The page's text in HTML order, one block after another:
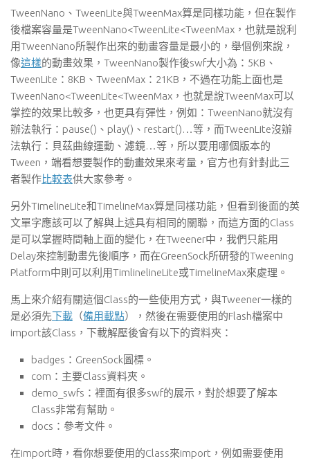
TweenNano、TweenLite與TweenMax算是同樣功能，但在製作
後檔案容量是TweenNano<TweenLite<TweenMax，也就是說利
用TweenNano所製作出來的動畫容量是最小的，舉個例來說，
像這樣的動畫效果，TweenNano製作後swf大小為：5KB、
TweenLite：8KB、TweenMax：21KB，不過在功能上面也是
TweenNano<TweenLite<TweenMax，也就是說TweenMax可以
掌控的效果比較多，也更具有彈性，例如：TweenNano就沒有
辦法執行：pause()、play()、restart()…等，而TweenLite沒辦
法執行：貝茲曲線運動、濾鏡…等，所以要用哪個版本的
Tween，端看想要製作的動畫效果來考量，官方也有針對此三
者製作比較表供大家參考。
另外TimelineLite和TimelineMax算是同樣功能，但看到後面的英
文單字應該可以了解與上述具有相同的關聯，而這方面的Class
是可以掌握時間軸上面的變化，在Tweener中，我們只能用
Delay來控制動畫先後順序，而在GreenSock所研發的Tweening
Platform中則可以利用TimlinelineLite或TimelineMax來處理。
馬上來介紹有關這個Class的一些使用方式，與Tweener一樣的
是必須先下載 （備用載點），然後在需要使用的Flash檔案中
import該Class，下載解壓後會有以下的資料夾：
badges：GreenSock圖標。
com：主要Class資料夾。
demo_swfs：裡面有很多swf的展示，對於想要了解本
Class非常有幫助。
docs：參考文件。
在import時，看你想要使用的Class來import，例如需要使用